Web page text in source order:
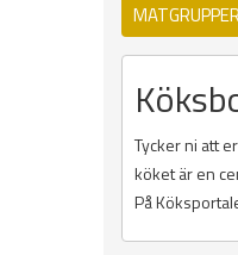
Tycker ni att
köket är en
På